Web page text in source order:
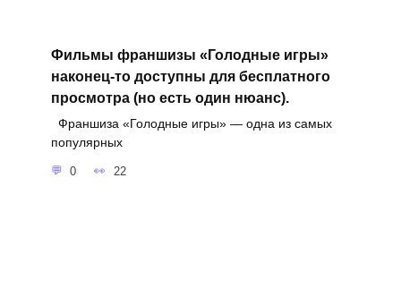
Фильмы франшизы «Голодные игры»
наконец-то доступны для бесплатного
просмотра (но есть один нюанс).
Франшиза «Голодные игры» — одна из самых
популярных
0 22